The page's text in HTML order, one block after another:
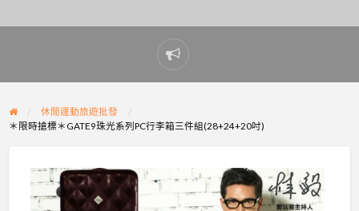
Report
problem
休閒運動旅遊批發
＊限時搶標＊GATE9珠光系列PC行李箱三件組(28+24+20吋)